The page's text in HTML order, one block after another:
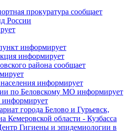
прокуратура сообщает
России
информирует
информирует
района сообщает
информирует
по Беловскому МО информирует
информирует
города Белово и Гурьевск,
Кемеровской области - Кузбасса
Гигиены и эпидемиологии в